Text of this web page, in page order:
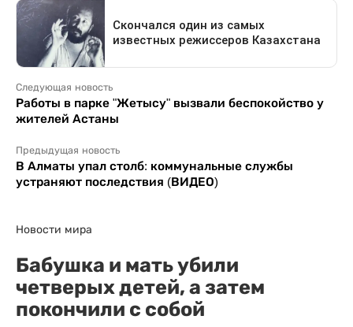
Следующая новость
Работы в парке "Жетысу" вызвали беспокойство у
жителей Астаны
Предыдущая новость
В Алматы упал столб: коммунальные службы
устраняют последствия (ВИДЕО)
Новости мира
Бабушка и мать убили
четверых детей, а затем
покончили с собой